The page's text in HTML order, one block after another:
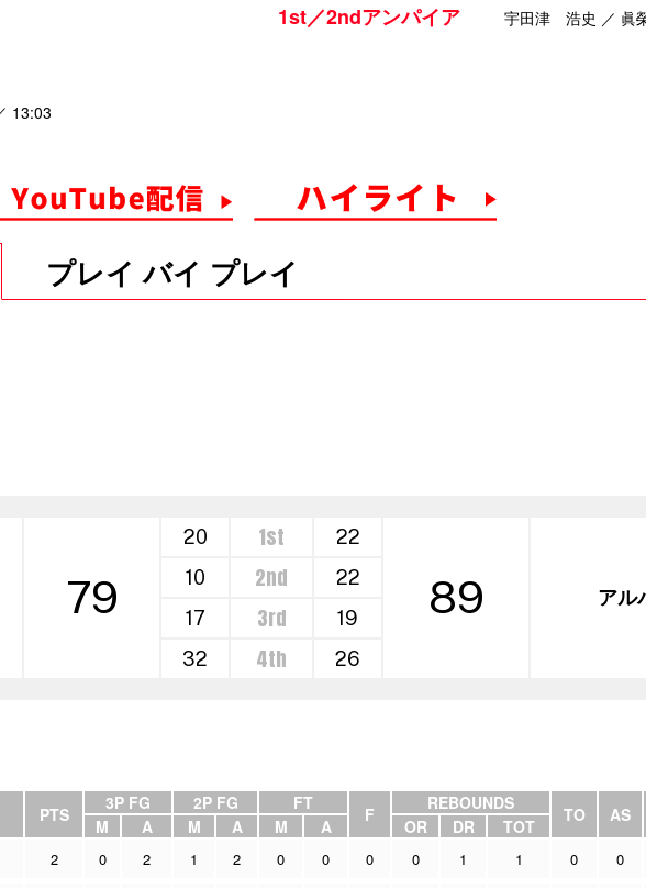
13:03
1st／2ndアンパイア 宇田津 浩史 ／ 眞
プレイ バイ プレイ
79
20 1st 22
89 アル
10 2nd
22
17
3rd
19
32
4th 26
PTS
3P FG 2P FG FT
F
REBOUNDS
TO AS
M A M A M A OR DR TOT
2 0 2 1 2 0 0 0 0 1 1 0 0